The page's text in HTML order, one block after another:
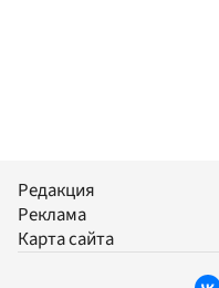
Редакция
Реклама
Карта сайта